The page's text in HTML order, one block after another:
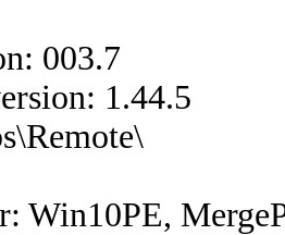
003.7
1.44.5
Win10PE,